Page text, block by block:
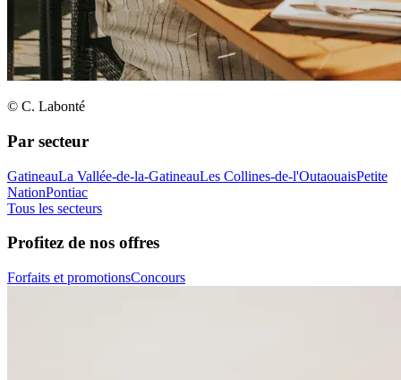
© C. Labonté
Par secteur
GatineauLa Vallée-de-la-GatineauLes Collines-de-l'OutaouaisPetite
NationPontiac
Tous les secteurs
Profitez de nos offres
Forfaits et promotionsConcours